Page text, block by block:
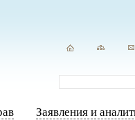
Заявления и